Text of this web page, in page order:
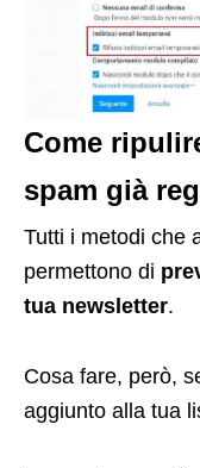
Come
spam già
Tutti i metodi che
permettono di
tua newsletter.
Cosa fare, però,
aggiunto alla tua